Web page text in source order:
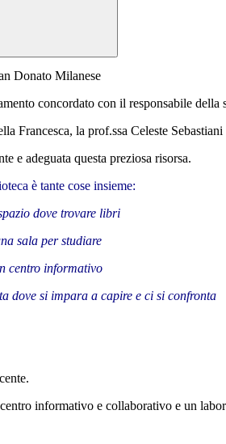
Donato Milanese
concordato con il responsabile della
la prof.ssa Celeste Sebastiani
e adeguata questa preziosa risorsa.
è tante cose insieme:
dove trovare libri
sala per studiare
centro informativo
dove si impara a capire e ci si confronta
informativo e collaborativo e un